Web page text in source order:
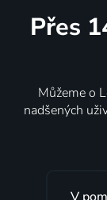
Přes
Můžeme o
nadšených